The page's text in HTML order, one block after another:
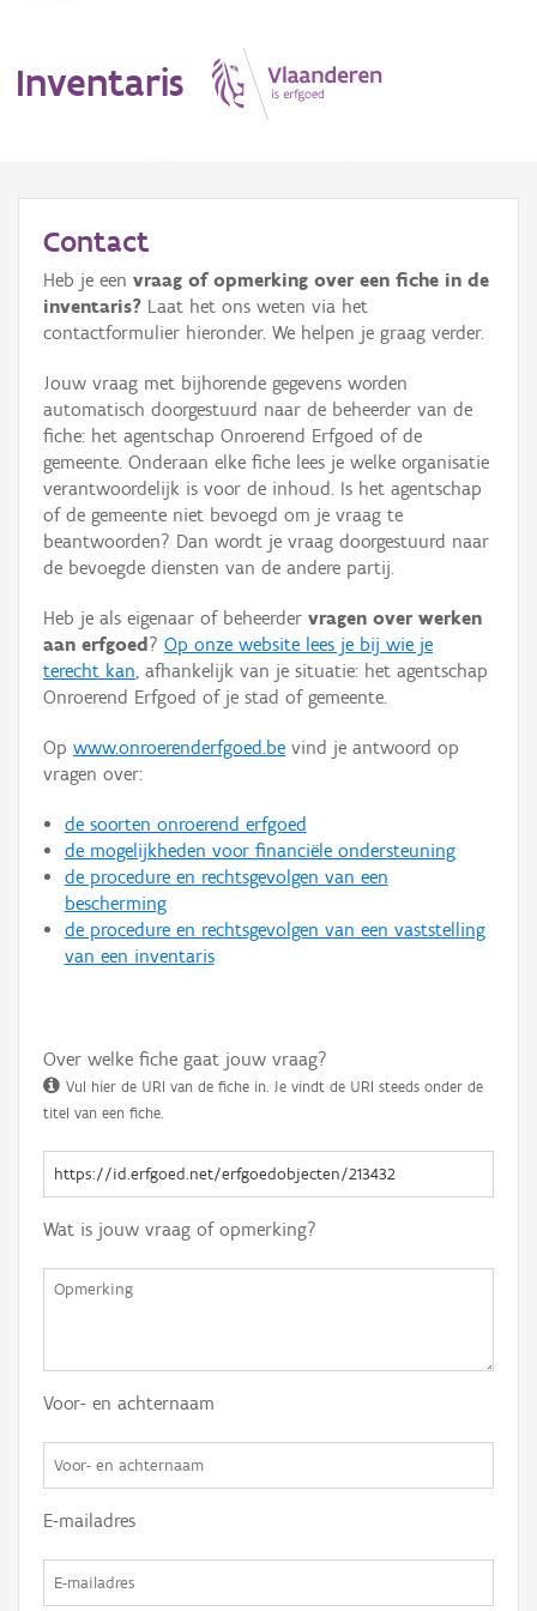
Inventaris
Erfgoedobject
Aanduidingsobject
Waarneming
Thema
Gebeurtenis
Persoon of collectief
Hergebruik
Aanmelden
Contact
Heb je een vraag of opmerking over een fiche in de
inventaris? Laat het ons weten via het
contactformulier hieronder. We helpen je graag verder.
Jouw vraag met bijhorende gegevens worden
automatisch doorgestuurd naar de beheerder van de
fiche: het agentschap Onroerend Erfgoed of de
gemeente. Onderaan elke fiche lees je welke organisatie
verantwoordelijk is voor de inhoud. Is het agentschap
of de gemeente niet bevoegd om je vraag te
beantwoorden? Dan wordt je vraag doorgestuurd naar
de bevoegde diensten van de andere partij.
Heb je als eigenaar of beheerder vragen over werken
aan erfgoed ? Op onze website lees je bij wie je
terecht kan, afhankelijk van je situatie: het agentschap
Onroerend Erfgoed of je stad of gemeente.
Op www.onroerenderfgoed.be vind je antwoord op
vragen over:
de soorten onroerend erfgoed
de mogelijkheden voor financiële ondersteuning
de procedure en rechtsgevolgen van een
bescherming
de procedure en rechtsgevolgen van een vaststelling
van een inventaris
Over welke fiche gaat jouw vraag?
Vul hier de URI van de fiche in. Je vindt de URI steeds onder de
titel van een fiche.
Wat is jouw vraag of opmerking?
Voor- en achternaam
E-mailadres